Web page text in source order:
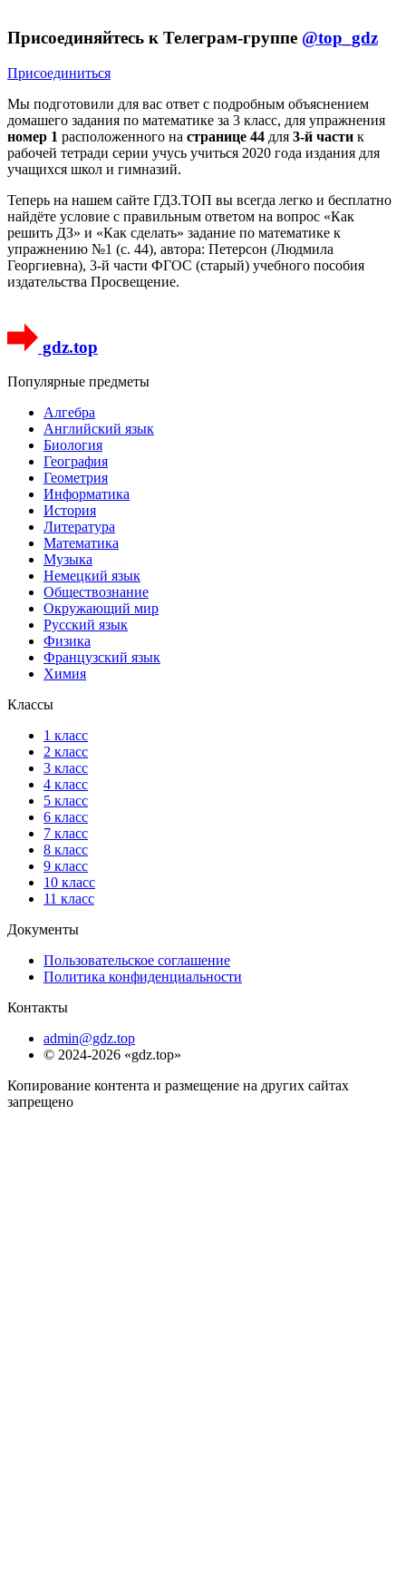
Присоединяйтесь к Телеграм-группе @top_gdz
Присоединиться
Мы подготовили для вас ответ c подробным объяснением
домашего задания по математике за 3 класс, для упражнения
номер 1 расположенного на странице 44 для 3-й части к
рабочей тетради серии учусь учиться 2020 года издания для
учащихся школ и гимназий.
Теперь на нашем сайте ГДЗ.ТОП вы всегда легко и бесплатно
найдёте условие с правильным ответом на вопрос «Как
решить ДЗ» и «Как сделать» задание по математике к
упражнению №1 (с. 44), автора: Петерсон (Людмила
Георгиевна), 3-й части ФГОС (старый) учебного пособия
издательства Просвещение.
gdz.top
Популярные предметы
Алгебра
Английский язык
Биология
География
Геометрия
Информатика
История
Литература
Математика
Музыка
Немецкий язык
Обществознание
Окружающий мир
Русский язык
Физика
Французский язык
Химия
Классы
1 класс
2 класс
3 класс
4 класс
5 класс
6 класс
7 класс
8 класс
9 класс
10 класс
11 класс
Документы
Пользовательское соглашение
Политика конфиденциальности
Контакты
admin@gdz.top
© 2024-2026 «gdz.top»
Копирование контента и размещение на других сайтах
запрещено